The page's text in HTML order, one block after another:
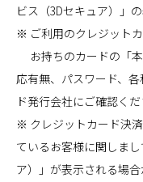
ビス（3Dセキュア）」
※ ご利用のクレジット
お持ちのカードの「
応有無、パスワード、
ド発行会社にご確認くだ
※ クレジットカード決
ているお客様に関しま
ア）」が表示される場